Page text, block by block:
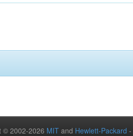
© 2002-2026 MIT and Hewlett-Packard -